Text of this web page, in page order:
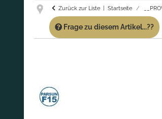
Artikeln einfach an!
Zurück zur Liste Startseite
Frage zu diesem Artikel...??